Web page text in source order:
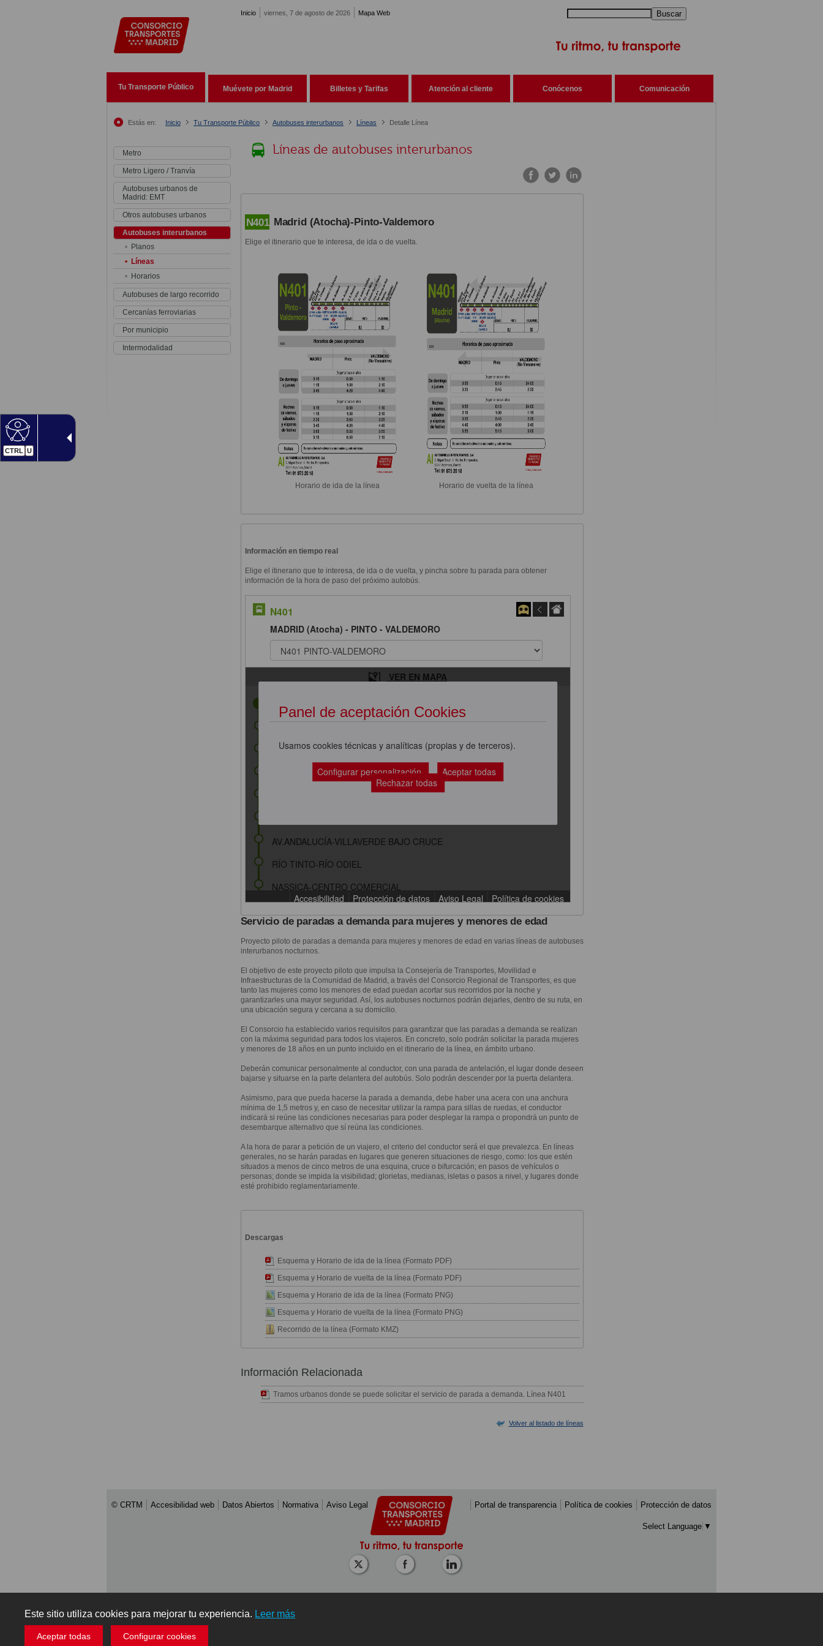
CTRL U
Este sitio utiliza cookies para mejorar tu experiencia. Leer más
Aceptar todas Configurar cookies
Inicio viernes, 7 de agosto de 2026 Mapa Web Buscar
Tu Transporte Público Muévete por Madrid Billetes y Tarifas Atención al cliente Conócenos Comunicación
Estás en: Inicio Tu Transporte Público Autobuses interurbanos Líneas Detalle Línea
Metro
Metro Ligero / Tranvía
Autobuses urbanos de
Madrid: EMT
Otros autobuses urbanos
Autobuses interurbanos
Planos
Líneas
Horarios
Autobuses de largo recorrido
Cercanías ferroviarias
Por municipio
Intermodalidad
Líneas de autobuses interurbanos
N401 Madrid (Atocha)-Pinto-Valdemoro
Elige el itinerario que te interesa, de ida o de vuelta.
Horario de ida de la línea Horario de vuelta de la línea
Información en tiempo real
Elige el itinerario que te interesa, de ida o de vuelta, y pincha sobre tu parada para obtener
información de la hora de paso del próximo autobús.
Servicio de paradas a demanda para mujeres y menores de edad
Proyecto piloto de paradas a demanda para mujeres y menores de edad en varias líneas de autobuses
interurbanos nocturnos.
El objetivo de este proyecto piloto que impulsa la Consejería de Transportes, Movilidad e
Infraestructuras de la Comunidad de Madrid, a través del Consorcio Regional de Transportes, es que
tanto las mujeres como los menores de edad puedan acortar sus recorridos por la noche y
garantizarles una mayor seguridad. Así, los autobuses nocturnos podrán dejarles, dentro de su ruta, en
una ubicación segura y cercana a su domicilio.
El Consorcio ha establecido varios requisitos para garantizar que las paradas a demanda se realizan
con la máxima seguridad para todos los viajeros. En concreto, solo podrán solicitar la parada mujeres
y menores de 18 años en un punto incluido en el itinerario de la línea, en ámbito urbano.
Deberán comunicar personalmente al conductor, con una parada de antelación, el lugar donde deseen
bajarse y situarse en la parte delantera del autobús. Solo podrán descender por la puerta delantera.
Asimismo, para que pueda hacerse la parada a demanda, debe haber una acera con una anchura
mínima de 1,5 metros y, en caso de necesitar utilizar la rampa para sillas de ruedas, el conductor
indicará si reúne las condiciones necesarias para poder desplegar la rampa o propondrá un punto de
desembarque alternativo que sí reúna las condiciones.
A la hora de parar a petición de un viajero, el criterio del conductor será el que prevalezca. En líneas
generales, no se harán paradas en lugares que generen situaciones de riesgo, como: los que estén
situados a menos de cinco metros de una esquina, cruce o bifurcación; en pasos de vehículos o
personas; donde se impida la visibilidad; glorietas, medianas, isletas o pasos a nivel, y lugares donde
esté prohibido reglamentariamente.
Descargas
Esquema y Horario de ida de la línea (Formato PDF)
Esquema y Horario de vuelta de la línea (Formato PDF)
Esquema y Horario de ida de la línea (Formato PNG)
Esquema y Horario de vuelta de la línea (Formato PNG)
Recorrido de la línea (Formato KMZ)
Información Relacionada
Tramos urbanos donde se puede solicitar el servicio de parada a demanda. Línea N401
Volver al listado de líneas
© CRTM Accesibilidad web Datos Abiertos Normativa Aviso Legal Portal de transparencia Política de cookies Protección de datos
Select Language ▼